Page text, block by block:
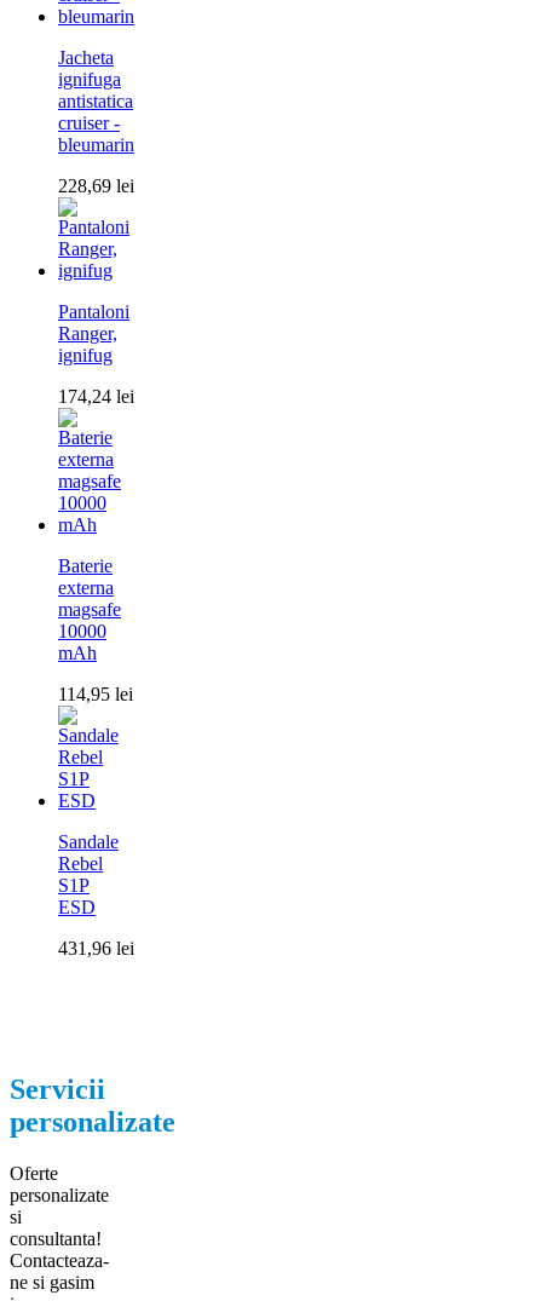
Jacheta
ignifuga
antistatica
cruiser -
bleumarin
228,69 lei
Pantaloni
Ranger,
ignifug
174,24 lei
Baterie
externa
magsafe
10000
mAh
114,95 lei
Sandale
Rebel
S1P
ESD
431,96 lei
Servicii
personalizate
Oferte
personalizate
si
consultanta!
Contacteaza-
ne si gasim